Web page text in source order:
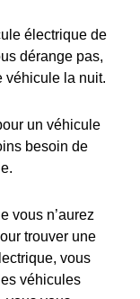
électrique de
dérange pas,
véhicule la nuit.
un véhicule
besoin de
vous n’aurez
trouver une
vous
véhicules